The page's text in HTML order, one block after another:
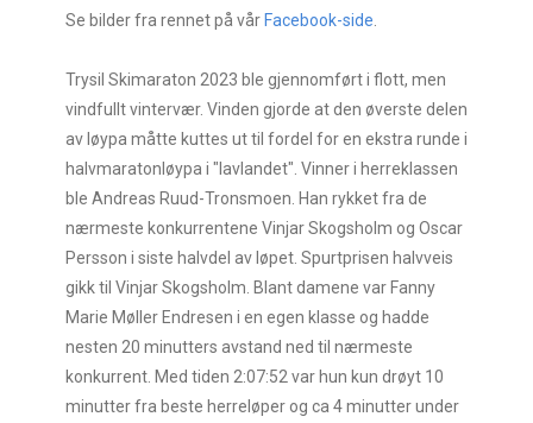
Se bilder fra rennet på vår Facebook-side
Trysil Skimaraton 2023 ble gjennomført i flott, men
vindfullt vintervær. Vinden gjorde at den øverste delen
av løypa måtte kuttes ut til fordel for en ekstra runde i
halvmaratonløypa i "lavlandet". Vinner i herreklassen
ble Andreas Ruud-Tronsmoen. Han rykket fra de
nærmeste konkurrentene Vinjar Skogsholm og Oscar
Persson i siste halvdel av løpet. Spurtprisen halvveis
gikk til Vinjar Skogsholm. Blant damene var Fanny
Marie Møller Endresen i en egen klasse og hadde
nesten 20 minutters avstand ned til nærmeste
konkurrent. Med tiden 2:07:52 var hun kun drøyt 10
minutter fra beste herreløper og ca 4 minutter under